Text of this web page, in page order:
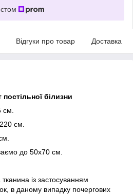
Відгуки про товар Доставка
білизни
см.
см.
до 50х70 см.
із застосуванням
в даному випадку почергових